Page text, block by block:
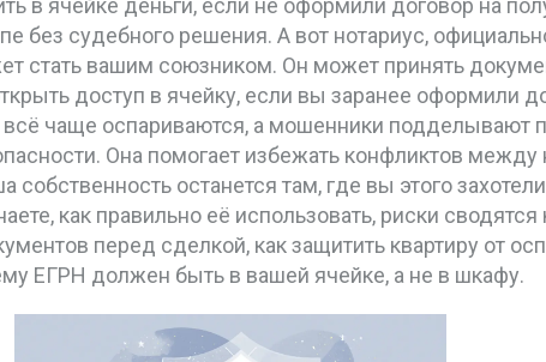
в ячейке деньги, если не оформили договор на
без судебного решения. А вот нотариус,
стать вашим союзником. Он может принять
доступ в ячейку, если вы заранее оформили
чаще оспариваются, а мошенники подделывают
Она помогает избежать конфликтов
останется там, где вы этого
как правильно её использовать, риски
перед сделкой, как защитить квартиру от
ЕГРН должен быть в вашей ячейке, а не в шкафу.